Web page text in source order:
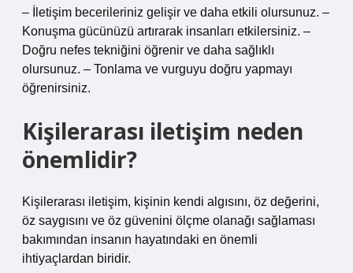
– İletişim becerileriniz gelişir ve daha etkili olursunuz. –
Konuşma gücünüzü artırarak insanları etkilersiniz. –
Doğru nefes tekniğini öğrenir ve daha sağlıklı
olursunuz. – Tonlama ve vurguyu doğru yapmayı
öğrenirsiniz.
Kişilerarası iletişim neden
önemlidir?
Kişilerarası iletişim, kişinin kendi algısını, öz değerini,
öz saygısını ve öz güvenini ölçme olanağı sağlaması
bakımından insanın hayatındaki en önemli
ihtiyaçlardan biridir.